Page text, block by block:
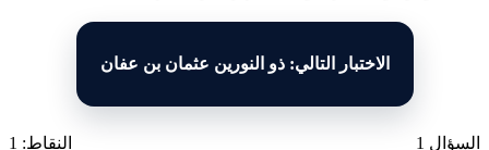
الاختبار التالي: ذو النورين عثمان بن عفان
السؤال 1
النقاط: 1